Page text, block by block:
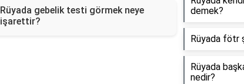
Rüyada gebelik testi görmek neye
işarettir?
demek?
Rüyada fötr
Rüyada
nedir?